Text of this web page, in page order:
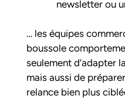
newsletter ou
… les équipes
boussole
seulement d’adapter
mais aussi de
relance bien plus